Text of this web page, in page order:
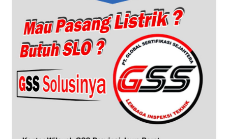
WN
BANTEN
WN
NTT
WN